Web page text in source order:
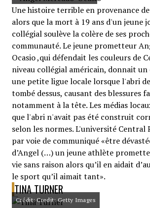
Une histoire terrible en provenance
alors que la mort à 19 ans d'un jeune
collégial soulève la colère de ses
communauté. Le jeune prometteur
Ocasio ,qui défendait les couleurs de
niveau collégial américain, donnait un
une petite ligue locale lorsque l'abri
tombé dessus, causant des blessures
notamment à la tête. Les médias
que l'abri n'avait pas été construit
selon les normes. L'université Central
par voie de communiqué «être
d’Angel (…) un jeune athlète
vie sans raison alors qu’il en aidait
le sport qu’il aimait tant».
TINA TURNER
Crédit: Credit: Getty Images